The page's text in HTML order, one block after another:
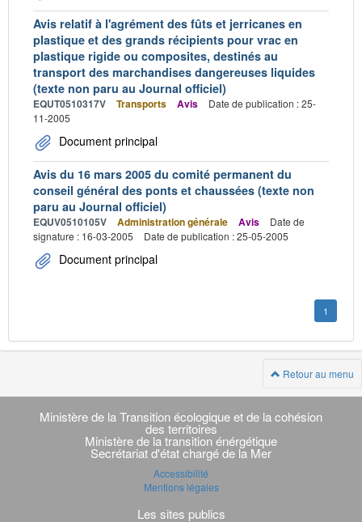
Avis relatif à l'agrément des fûts et jerricanes en
plastique et des grands récipients pour vrac en
plastique rigide ou composites, destinés au
transport des marchandises dangereuses liquides
(texte non paru au Journal officiel)
EQUT0510317V Transports Avis
Date de publication : 25-
11-2005
Document principal
Avis du 16 mars 2005 du comité permanent du
conseil général des ponts et chaussées (texte non
paru au Journal officiel)
EQUV0510105V Administration générale Avis
Date de
signature : 16-03-2005
Date de publication : 25-05-2005
Document principal
1
Retour au menu
Navigation
transverse
Ministère de la Transition écologique et de la cohésion
des territoires
Ministère de la transition énérgétique
Secrétariat d'état chargé de la Mer
Accessibilité
Mentions légales
Les sites publics